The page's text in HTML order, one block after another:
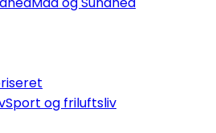
Sport og friluftsliv